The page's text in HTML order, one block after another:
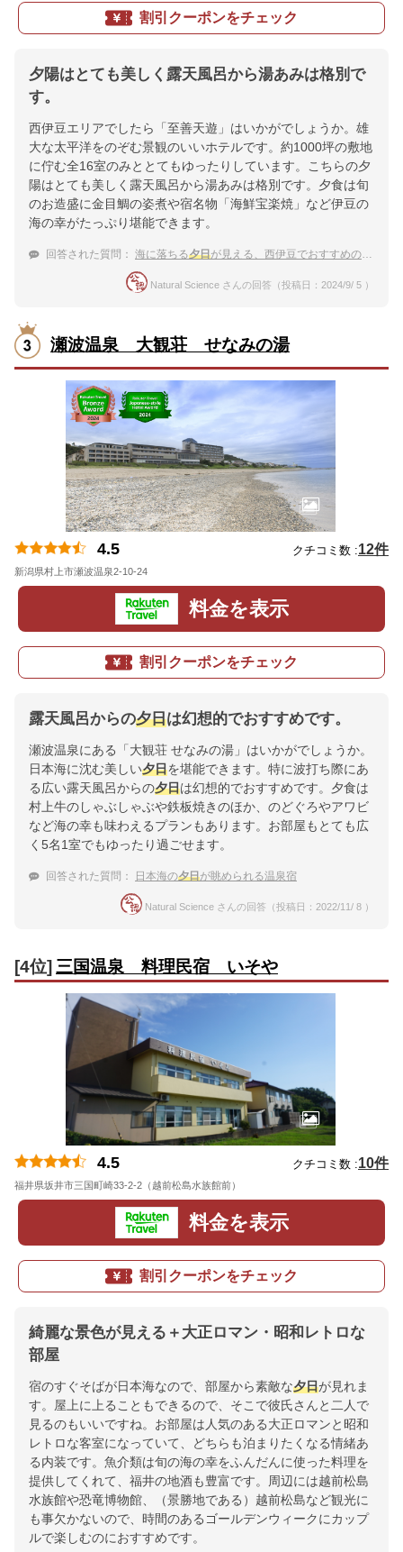
割引クーポンをチェック
夕陽はとても美しく露天風呂から湯あみは格別で
す。
西伊豆エリアでしたら「至善天遊」はいかがでしょうか。雄
大な太平洋をのぞむ景観のいいホテルです。約1000坪の敷地
に佇む全16室のみととてもゆったりしています。こちらの夕
陽はとても美しく露天風呂から湯あみは格別です。夕食は旬
のお造盛に金目鯛の姿煮や宿名物「海鮮宝楽焼」など伊豆の
海の幸がたっぷり堪能できます。
回答された質問： 海に落ちる夕日が見える、西伊豆でおすすめの温泉宿を教えてください
Natural Science さんの回答（投稿日：2024/9/ 5 ）
瀬波温泉 大観荘 せなみの湯
4.5 クチコミ数 :12件
新潟県村上市瀬波温泉2-10-24
料金を表示
割引クーポンをチェック
露天風呂からの夕日は幻想的でおすすめです。
瀬波温泉にある「大観荘 せなみの湯」はいかがでしょうか。
日本海に沈む美しい夕日を堪能できます。特に波打ち際にあ
る広い露天風呂からの夕日は幻想的でおすすめです。夕食は
村上牛のしゃぶしゃぶや鉄板焼きのほか、のどぐろやアワビ
など海の幸も味わえるプランもあります。お部屋もとても広
く5名1室でもゆったり過ごせます。
回答された質問： 日本海の夕日が眺められる温泉宿
Natural Science さんの回答（投稿日：2022/11/ 8 ）
[4位] 三国温泉 料理民宿 いそや
4.5 クチコミ数 :10件
福井県坂井市三国町崎33-2-2（越前松島水族館前）
料金を表示
割引クーポンをチェック
綺麗な景色が見える＋大正ロマン・昭和レトロな
部屋
宿のすぐそばが日本海なので、部屋から素敵な夕日が見れま
す。屋上に上ることもできるので、そこで彼氏さんと二人で
見るのもいいですね。お部屋は人気のある大正ロマンと昭和
レトロな客室になっていて、どちらも泊まりたくなる情緒あ
る内装です。魚介類は旬の海の幸をふんだんに使った料理を
提供してくれて、福井の地酒も豊富です。周辺には越前松島
水族館や恐竜博物館、（景勝地である）越前松島など観光に
も事欠かないので、時間のあるゴールデンウィークにカップ
ルで楽しむのにおすすめです。